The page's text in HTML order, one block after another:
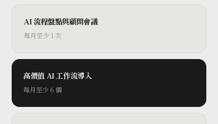
AI 流程盤點與顧問會議
每月至少 1 次
高價值 AI 工作流導入
每月至少 6 個